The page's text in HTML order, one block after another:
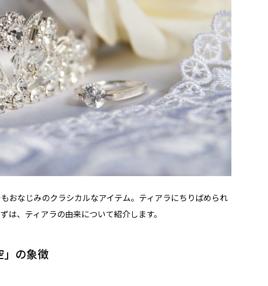
おなじみのクラシカルなアイテム。ティアラにちりばめられ
は、ティアラの由来について紹介します。
」の象徴